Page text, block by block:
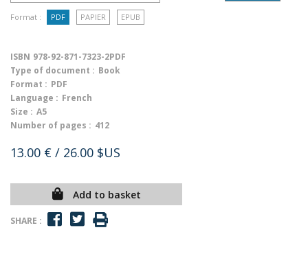
Format : PDF PAPIER EPUB
ISBN 978-92-871-7323-2PDF
Type of document : Book
Format : PDF
Language : French
Size : A5
Number of pages : 412
13.00 € / 26.00 $US
Add to basket
SHARE :